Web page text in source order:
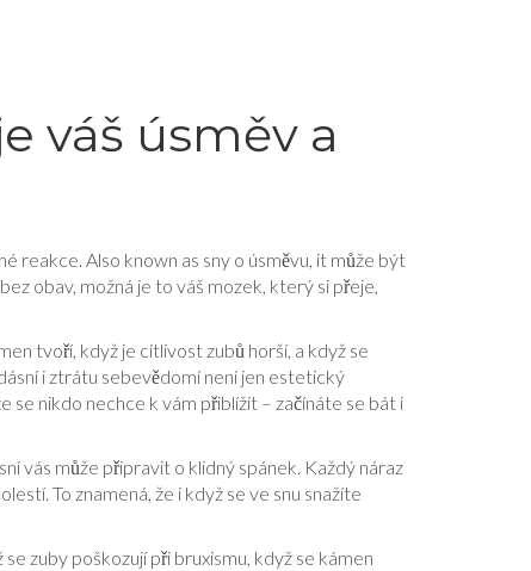
váš úsměv a
reakce. Also known as sny o úsměvu, it může být
obav, možná je to váš mozek, který si přeje,
tvoří, když je citlivost zubů horší, a když se
i ztrátu sebevědomí není jen estetický
se nikdo nechce k vám přiblížit – začínáte se bát i
vás může připravit o klidný spánek. Každý náraz
To znamená, že i když se ve snu snažíte
zuby poškozují při bruxismu, když se kámen